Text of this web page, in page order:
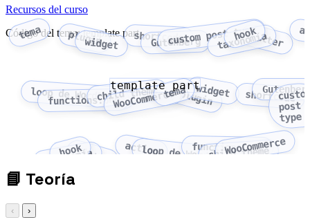
Recursos del curso
Código del tema: template part
tema pluginwidget shortcode
Gutenberg
custom post type
taxonomía
hookfilter
loop de WordPress
functions.phpchild theme
WooCommercetemapluginwidget shortcode
post
type
taxonomía
hookfilter actionloop de WordPress
functions.php
child theme
WooCommerce
template part
📘 Teoría
‹ ›